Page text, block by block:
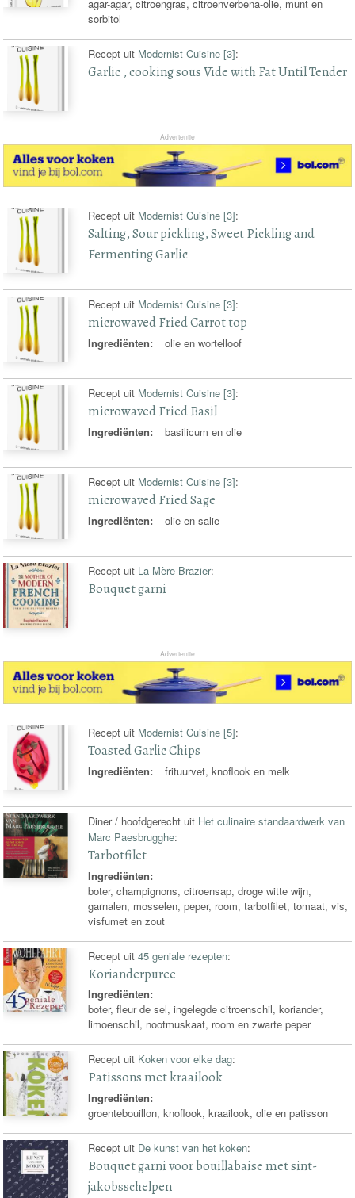
agar-agar, citroengras, citroenverbena-olie, munt en
sorbitol
Recept uit Modernist Cuisine [3]:
Garlic , cooking sous Vide with Fat Until Tender
Advertentie
Recept uit Modernist Cuisine [3]:
Salting, Sour pickling, Sweet Pickling and
Fermenting Garlic
Recept uit Modernist Cuisine [3]:
microwaved Fried Carrot top
Ingrediënten: olie en wortelloof
Recept uit Modernist Cuisine [3]:
microwaved Fried Basil
Ingrediënten: basilicum en olie
Recept uit Modernist Cuisine [3]:
microwaved Fried Sage
Ingrediënten: olie en salie
Recept uit La Mère Brazier:
Bouquet garni
Advertentie
Recept uit Modernist Cuisine [5]:
Toasted Garlic Chips
Ingrediënten: frituurvet, knoflook en melk
Diner / hoofdgerecht uit Het culinaire standaardwerk van
Marc Paesbrugghe:
Tarbotfilet
Ingrediënten:
boter, champignons, citroensap, droge witte wijn,
garnalen, mosselen, peper, room, tarbotfilet, tomaat, vis,
visfumet en zout
Recept uit45 geniale rezepten:
Korianderpuree
Ingrediënten:
boter, fleur de sel, ingelegde citroenschil, koriander,
limoenschil, nootmuskaat, room en zwarte peper
Recept uit Koken voor elke dag:
Patissons met kraailook
Ingrediënten:
groentebouillon, knoflook, kraailook, olie en patisson
Recept uit De kunst van het koken:
Bouquet garni voor bouillabaise met sint-
jakobsschelpen